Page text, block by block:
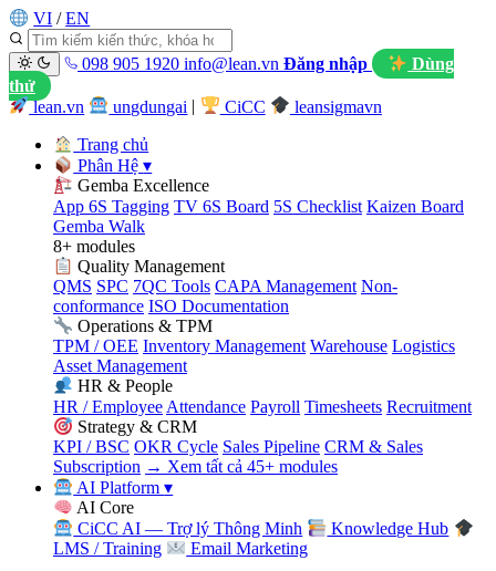
VI / EN
098 905 1920 info@lean.vn Đăng nhập
Dùng
thử
lean.vn
ungdungai CiCC leansigmavn
Trang chủ
Phân Hệ▾
Gemba Excellence
App 6S Tagging TV 6S Board 5S Checklist Kaizen Board
Gemba Walk
8+ modules
Quality Management
QMS SPC 7QC Tools CAPA Management Non-
conformance ISO Documentation
Operations & TPM
TPM / OEE Inventory Management Warehouse Logistics
Asset Management
HR & People
HR / Employee Attendance Payroll Timesheets Recruitment
Strategy & CRM
KPI / BSC OKR Cycle Sales Pipeline CRM & Sales
Subscription → Xem tất cả 45+ modules
AI Platform▾
AI Core
CiCC AI — Trợ lý Thông Minh
Knowledge Hub
LMS / Training
Email Marketing